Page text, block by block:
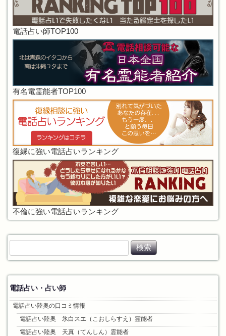
電話占い師TOP100
有名電霊能者TOP100
復縁に強い電話占いランキング
不倫に強い電話占いランキング
検
索
電話占い・占い師
電話占い陸奥の口コミ情報
電話占い陸奥 氷白スエ（こおしらすえ）霊能者
電話占い陸奥 天真（てんしん）霊能者